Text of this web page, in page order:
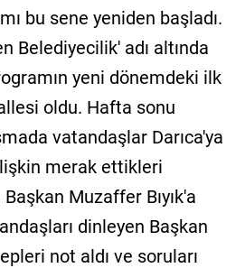
bu sene yeniden başladı.
Belediyecilik' adı altında
yeni dönemdeki ilk
oldu. Hafta sonu
vatandaşlar Darıca'ya
merak ettikleri
Muzaffer Bıyık'a
dinleyen Başkan
not aldı ve soruları